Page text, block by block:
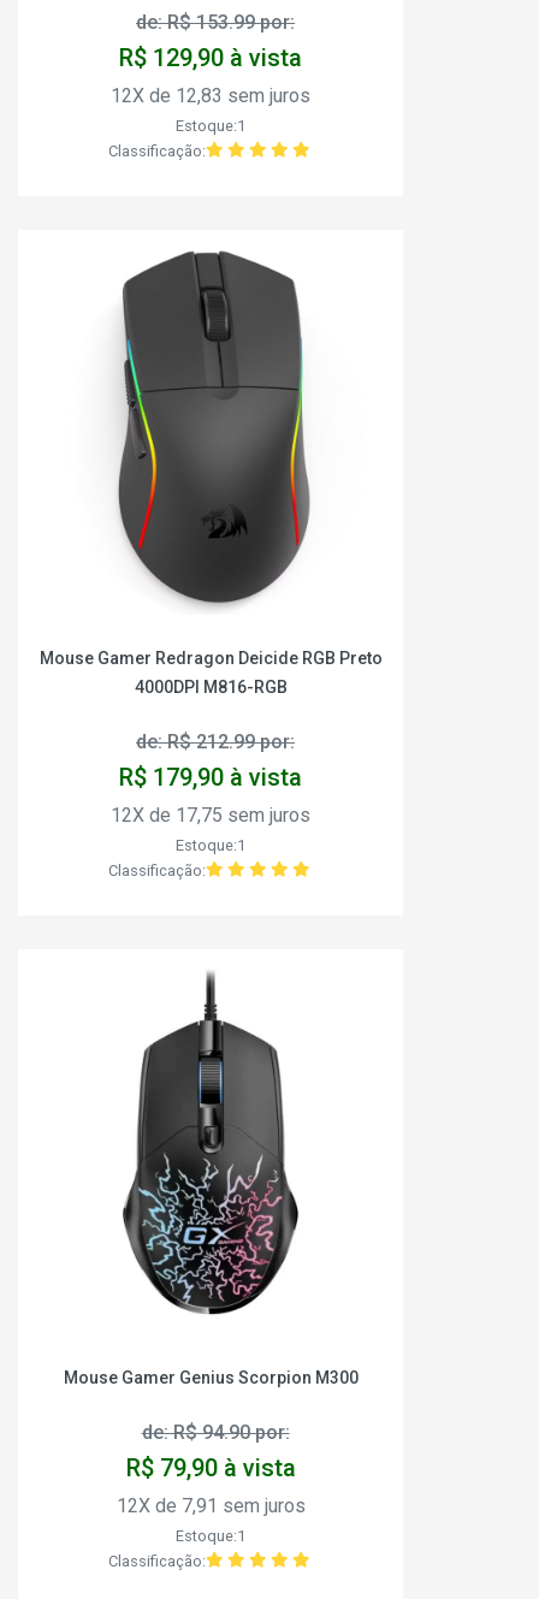
de: R$ 153.99 por:
R$ 129,90 à vista
12X de 12,83 sem juros
Estoque:1
Classificação:
Mouse Gamer Redragon Deicide RGB Preto
4000DPI M816-RGB
de: R$ 212.99 por:
R$ 179,90 à vista
12X de 17,75 sem juros
Estoque:1
Classificação:
Mouse Gamer Genius Scorpion M300
de: R$ 94.90 por:
R$ 79,90 à vista
12X de 7,91 sem juros
Estoque:1
Classificação: